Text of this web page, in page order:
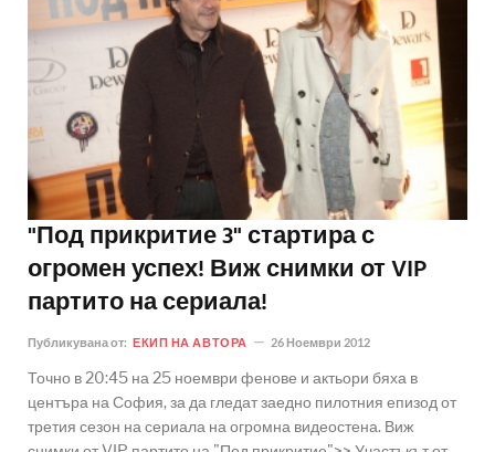
"Под прикритие 3" стартира с
огромен успех! Виж снимки от VIP
партито на сериала!
Публикувана от: ЕКИП НА АВТОРА 26 Ноември 2012
Точно в 20:45 на 25 ноември фенове и актьори бяха в
центъра на София, за да гледат заедно пилотния епизод от
третия сезон на сериала на огромна видеостена. Виж